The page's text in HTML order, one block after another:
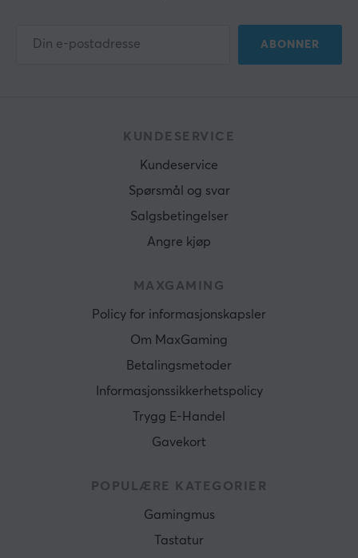
ABONNER
KUNDESERVICE
Kundeservice
Spørsmål og svar
Salgsbetingelser
Angre kjøp
MAXGAMING
Policy for informasjonskapsler
Om MaxGaming
Betalingsmetoder
Informasjonssikkerhetspolicy
Trygg E-Handel
Gavekort
POPULÆRE KATEGORIER
Gamingmus
Tastatur